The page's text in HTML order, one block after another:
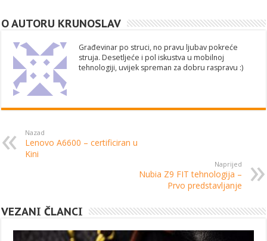
O AUTORU KRUNOSLAV
Građevinar po struci, no pravu ljubav pokreće
struja. Desetljeće i pol iskustva u mobilnoj
tehnologiji, uvijek spreman za dobru raspravu :)
Nazad
Lenovo A6600 – certificiran u
Kini
Naprijed
Nubia Z9 FIT tehnologija –
Prvo predstavljanje
VEZANI ČLANCI